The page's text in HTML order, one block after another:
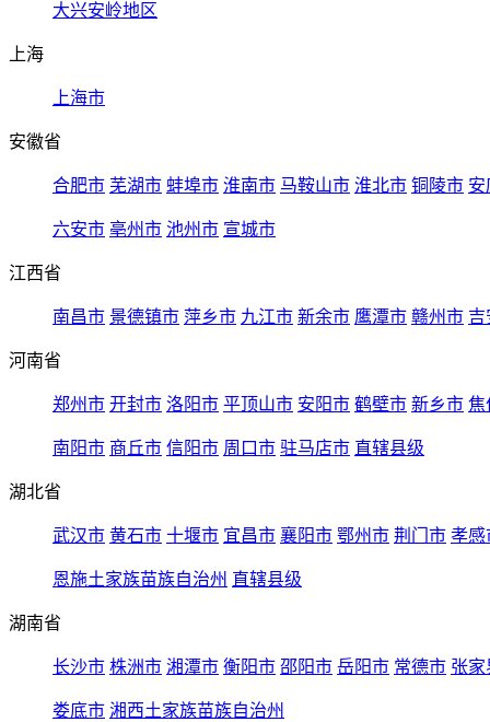
大兴安岭地区
上海
上海市
安徽省
合肥市 芜湖市 蚌埠市 淮南市 马鞍山市 淮北市 铜陵市 安
六安市 亳州市 池州市 宣城市
江西省
南昌市 景德镇市 萍乡市 九江市 新余市 鹰潭市 赣州市 吉
河南省
郑州市 开封市 洛阳市 平顶山市 安阳市 鹤壁市 新乡市 焦
南阳市 商丘市 信阳市 周口市 驻马店市 直辖县级
湖北省
武汉市 黄石市 十堰市 宜昌市 襄阳市 鄂州市 荆门市 孝感
恩施土家族苗族自治州 直辖县级
湖南省
长沙市 株洲市 湘潭市 衡阳市 邵阳市 岳阳市 常德市 张家
娄底市 湘西土家族苗族自治州